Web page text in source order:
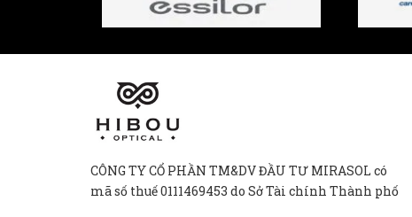
CÔNG TY CỔ PHẦN TM&DV ĐẦU TƯ MIRASOL có
mã số thuế 0111469453 do Sở Tài chính Thành phố